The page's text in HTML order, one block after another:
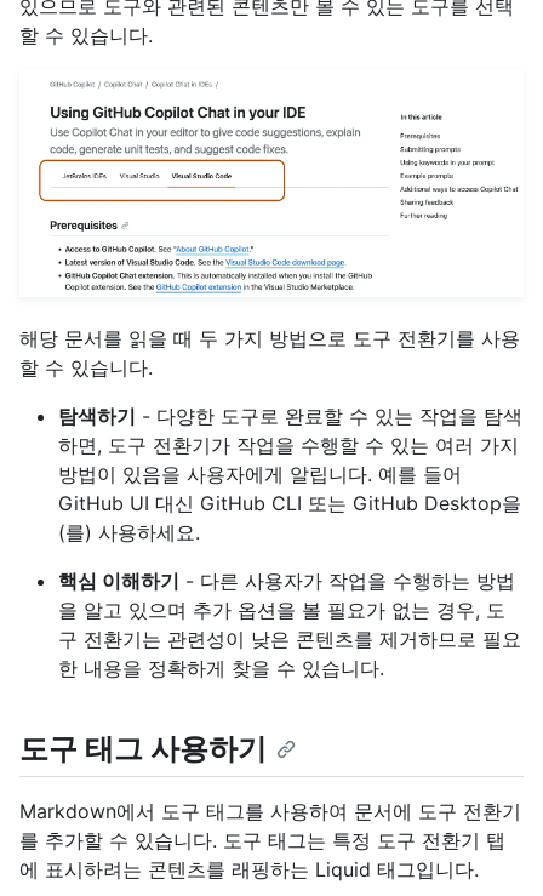
있으므로 도구와 관련된 콘텐츠만 볼 수 있는 도구를 선택
할 수 있습니다.
해당 문서를 읽을 때 두 가지 방법으로 도구 전환기를 사용
할 수 있습니다.
탐색하기 - 다양한 도구로 완료할 수 있는 작업을 탐색
하면, 도구 전환기가 작업을 수행할 수 있는 여러 가지
방법이 있음을 사용자에게 알립니다. 예를 들어
GitHub UI 대신 GitHub CLI 또는 GitHub Desktop을
(를) 사용하세요.
핵심 이해하기 - 다른 사용자가 작업을 수행하는 방법
을 알고 있으며 추가 옵션을 볼 필요가 없는 경우, 도
구 전환기는 관련성이 낮은 콘텐츠를 제거하므로 필요
한 내용을 정확하게 찾을 수 있습니다.
도구 태그 사용하기
Markdown에서 도구 태그를 사용하여 문서에 도구 전환기
를 추가할 수 있습니다. 도구 태그는 특정 도구 전환기 탭
에 표시하려는 콘텐츠를 래핑하는 Liquid 태그입니다.